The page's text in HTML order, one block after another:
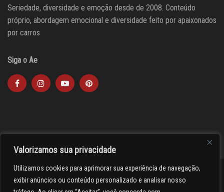
Valorizamos sua privacidade
Utilizamos cookies para aprimorar sua experiência de navegação,
exibir anúncios ou conteúdo personalizado e analisar nosso
Seriedade, diversidade e emoção desde de 2008. Conteúdo
próprio, abordagem emocional e diversidade feito por apaixonados
por carros
Siga o Ae
><(((º> 17